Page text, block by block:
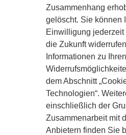
Zusammenhang
gelöscht. Sie können
Einwilligung jederzeit
die Zukunft
Informationen zu Ihren
dem Abschnitt
Technologien“.
einschließlich der
Zusammenarbeit mit
Anbietern finden Sie